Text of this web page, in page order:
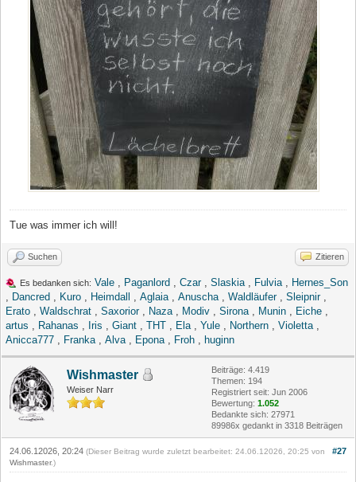
Tue was immer ich will!
Suchen Zitieren
Es bedanken sich: Vale Paganlord Czar, Slaskia Fulvia
Hernes_Son
Dancred Kuro Heimdall Aglaia Anuscha Waldläufer, Sleipnir,
Erato
Waldschrat Saxorior, Naza Modiv Sirona Munin Eiche
artus
Rahanas Iris Giant THT Ela Yule Northern Violetta
Anicca777
Franka Alva Epona Froh huginn
Wishmaster
Weiser Narr
Beiträge: 4.419
Themen: 194
Registriert seit: Jun 2006
Bewertung: 1.052
Bedankte sich: 27971
89986x gedankt in 3318 Beiträgen
#27
24.06.12026, 20:24 (Dieser Beitrag wurde zuletzt bearbeitet: 24.06.12026, 20:25 von
Wishmaster.)